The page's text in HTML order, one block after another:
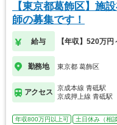
【東京都葛飾区】施
師の募集です！
給与 【年収】520万
勤務地 東京都 葛飾区
アクセス
京成本線 青砥駅
京成押上線 青砥駅
年収800万円以上可 土日休み（相